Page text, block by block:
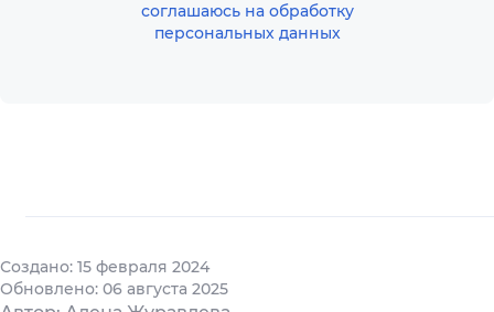
соглашаюсь на обработку
персональных данных
Создано: 15 февраля 2024
Обновлено: 06 августа 2025